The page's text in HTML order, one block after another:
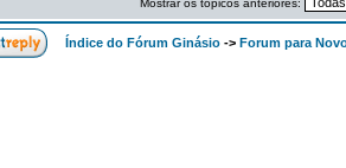
Mostrar os tópicos anteriores:
Índice do Fórum Ginásio -> Forum para